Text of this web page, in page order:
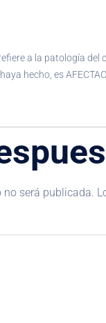
a la patología
hecho, es
no será publicada.